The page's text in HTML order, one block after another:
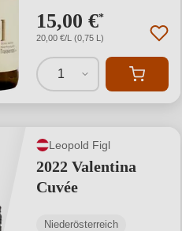
15,00 €*
20,00 €/L (0,75 L)
1
Leopold Figl
2022 Valentina
Cuvée
Niederösterreich